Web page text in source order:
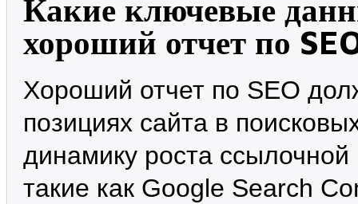
Какие ключевые
хороший отчет по
Хороший отчет по SEO
позициях сайта в
динамику роста
такие как Google Search